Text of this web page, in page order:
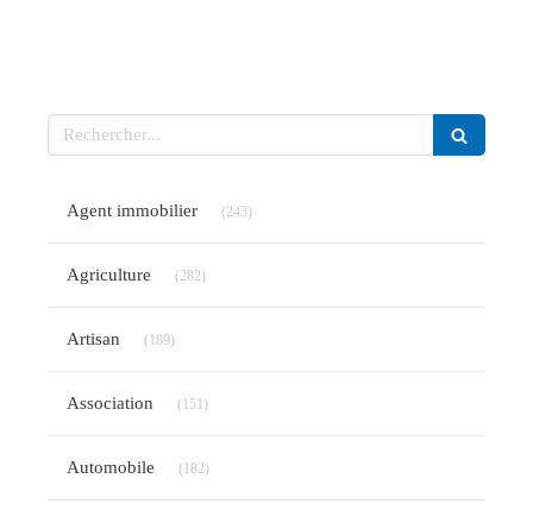
Rechercher
Agent immobilier (243)
Agriculture (282)
Artisan (189)
Association (151)
Automobile (182)